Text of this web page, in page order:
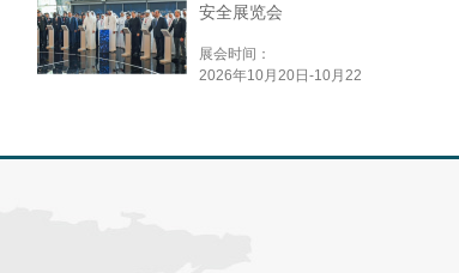
安全展览会
展会时间：
2026年10月20日-10月22